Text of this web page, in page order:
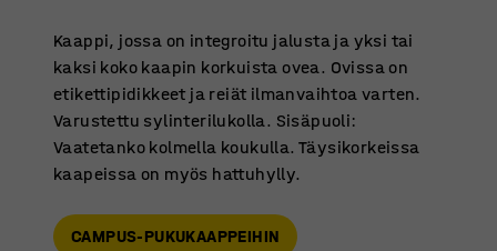
Kaappi, jossa on integroitu jalusta ja yksi tai
kaksi koko kaapin korkuista ovea. Ovissa on
etikettipidikkeet ja reiät ilmanvaihtoa varten.
Varustettu sylinterilukolla. Sisäpuoli:
Vaatetanko kolmella koukulla. Täysikorkeissa
kaapeissa on myös hattuhylly.
CAMPUS-PUKUKAAPPEIHIN